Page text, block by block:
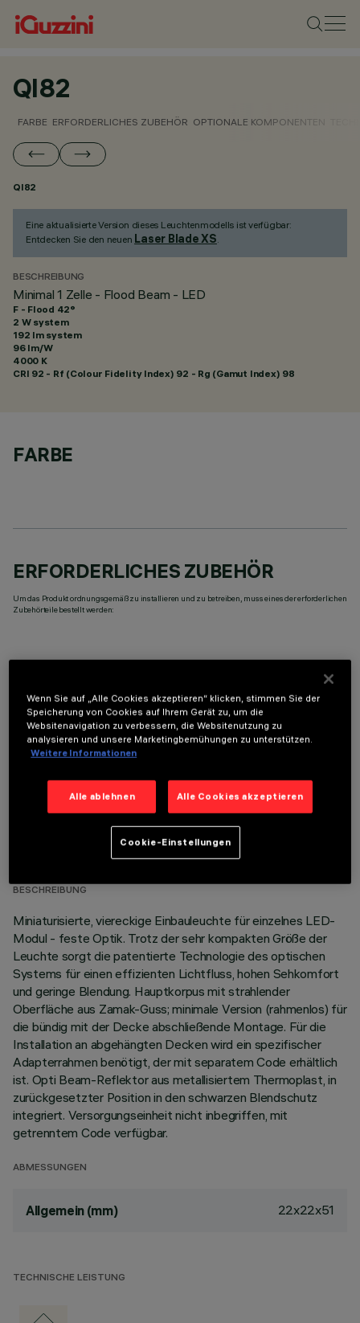
QI82
FARBE ERFORDERLICHES ZUBEHÖR OPTIONALE KOMPONENTEN
QI82
Eine aktualisierte Version dieses Leuchtenmodells ist verfügbar:
Entdecken Sie den neuen Laser Blade XS.
BESCHREIBUNG
Minimal 1 Zelle - Flood Beam - LED
F - Flood 42°
2 W system
192 lm system
96 lm/W
4000 K
CRI 92 - Rf (Colour Fidelity Index) 92 - Rg (Gamut Index) 98
FARBE
ERFORDERLICHES ZUBEHÖR
Um das Produkt ordnungsgemäß zu installieren und zu betreiben, muss eines der erforderlichen
Zubehörteile bestellt werden:
OPTIONALE KOMPONENTEN
TECHNISCHE DATEN
BESCHREIBUNG
Miniaturisierte, viereckige Einbauleuchte für einzelnes LED-
Modul - feste Optik. Trotz der sehr kompakten Größe der
Leuchte sorgt die patentierte Technologie des optischen
Systems für einen effizienten Lichtfluss, hohen Sehkomfort
und geringe Blendung. Hauptkorpus mit strahlender
Oberfläche aus Zamak-Guss; minimale Version (rahmenlos) für
die bündig mit der Decke abschließende Montage. Für die
Installation an abgehängten Decken wird ein spezifischer
Adapterrahmen benötigt, der mit separatem Code erhältlich
ist. Opti Beam-Reflektor aus metallisiertem Thermoplast, in
zurückgesetzter Position in den schwarzen Blendschutz
integriert. Versorgungseinheit nicht inbegriffen, mit
getrenntem Code verfügbar.
ABMESSUNGEN
Allgemein (mm) 22x22x51
TECHNISCHE LEISTUNG
Wenn Sie auf „Alle Cookies akzeptieren“ klicken, stimmen Sie der
Speicherung von Cookies auf Ihrem Gerät zu, um die
Websitenavigation zu verbessern, die Websitenutzung zu
analysieren und unsere Marketingbemühungen zu unterstützen.
Weitere Informationen
Alle ablehnen Alle Cookies akzeptieren
Cookie-Einstellungen